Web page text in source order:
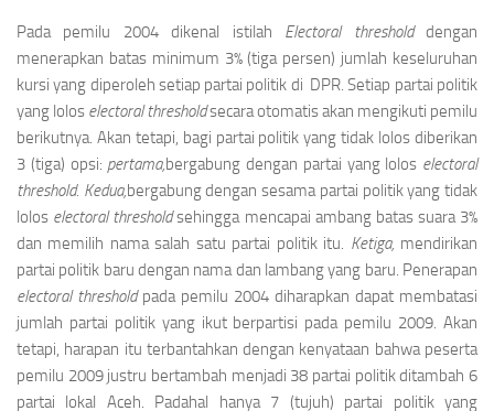
Pada pemilu 2004 dikenal istilah Electoral thresholddengan
menerapkan batas minimum 3% (tiga persen) jumlah keseluruhan
kursi yang diperoleh setiap partai politik di DPR. Setiap partai politik
yang lolos electoral thresholdsecara otomatis akan mengikuti pemilu
berikutnya. Akan tetapi, bagi partai politik yang tidak lolos diberikan
3 (tiga) opsi: pertama,bergabung dengan partai yang lolos electoral
threshold. Kedua,bergabung dengan sesama partai politik yang tidak
lolos electoral thresholdsehingga mencapai ambang batas suara 3%
dan memilih nama salah satu partai politik itu. Ketiga, mendirikan
partai politik baru dengan nama dan lambang yang baru. Penerapan
electoral threshold pada pemilu 2004 diharapkan dapat membatasi
jumlah partai politik yang ikut berpartisi pada pemilu 2009. Akan
tetapi, harapan itu terbantahkan dengan kenyataan bahwa peserta
pemilu 2009 justru bertambah menjadi 38 partai politik ditambah 6
partai lokal Aceh. Padahal hanya 7 (tujuh) partai politik yang